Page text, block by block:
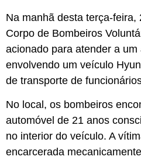
Na manhã desta terça-feira,
Corpo de Bombeiros
acionado para atender a
envolvendo um veículo
de transporte de
No local, os bombeiros
automóvel de 21 anos
no interior do veículo. A
encarcerada